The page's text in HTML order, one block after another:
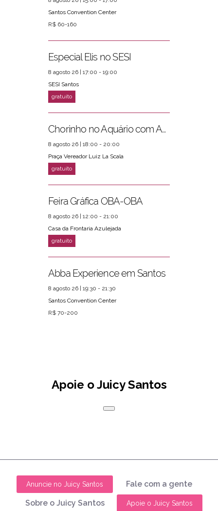
Santos Convention Center
R$ 60-160
Especial Elis no SESI
8 agosto 26 | 17:00 - 19:00
SESI Santos
Chorinho no Aquário com Amigos da Música e Mari Torres
8 agosto 26 | 18:00 - 20:00
Praça Vereador Luiz La Scala
Feira Gráfica OBA-OBA
8 agosto 26 | 12:00 - 21:00
Casa da Frontaria Azulejada
Abba Experience em Santos
8 agosto 26 | 19:30 - 21:30
Santos Convention Center
R$ 70-200
Apoie o Juicy Santos
Anuncie no Juicy Santos Fale com a gente
Sobre o Juicy Santos Apoie o Juicy Santos